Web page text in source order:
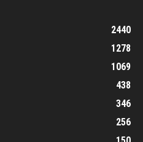
2440
1278
1069
438
346
256